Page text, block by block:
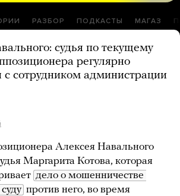
РАЗБОР ПОДКАСТЫ МАГАЗ
судья по текущему
регулярно
с сотрудником администрации
Алексея Навального
Маргарита Котова, которая
дело о мошенничестве
против него, во время